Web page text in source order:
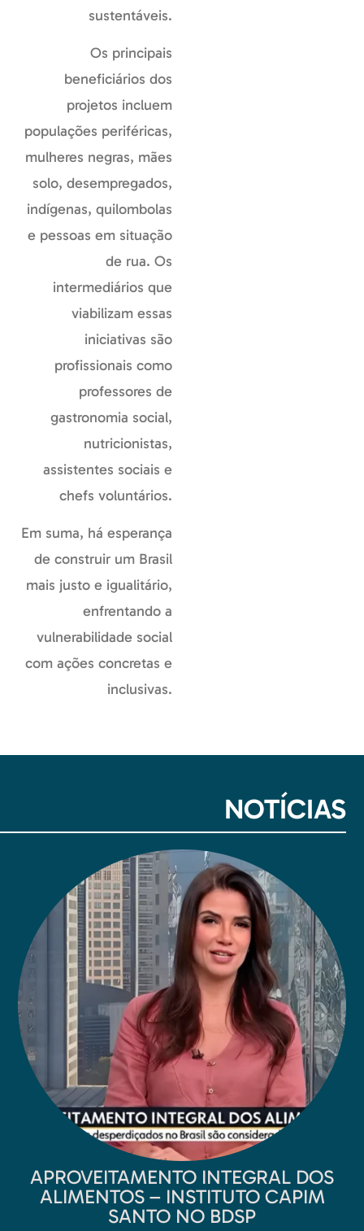
sustentáveis.
Os principais
beneficiários dos
projetos incluem
populações periféricas,
mulheres negras, mães
solo, desempregados,
indígenas, quilombolas
e pessoas em situação
de rua. Os
intermediários que
viabilizam essas
iniciativas são
profissionais como
professores de
gastronomia social,
nutricionistas,
assistentes sociais e
chefs voluntários.
Em suma, há esperança
de construir um Brasil
mais justo e igualitário,
enfrentando a
vulnerabilidade social
com ações concretas e
inclusivas.
NOTÍCIAS
APROVEITAMENTO INTEGRAL DOS
ALIMENTOS – INSTITUTO CAPIM
SANTO NO BDSP